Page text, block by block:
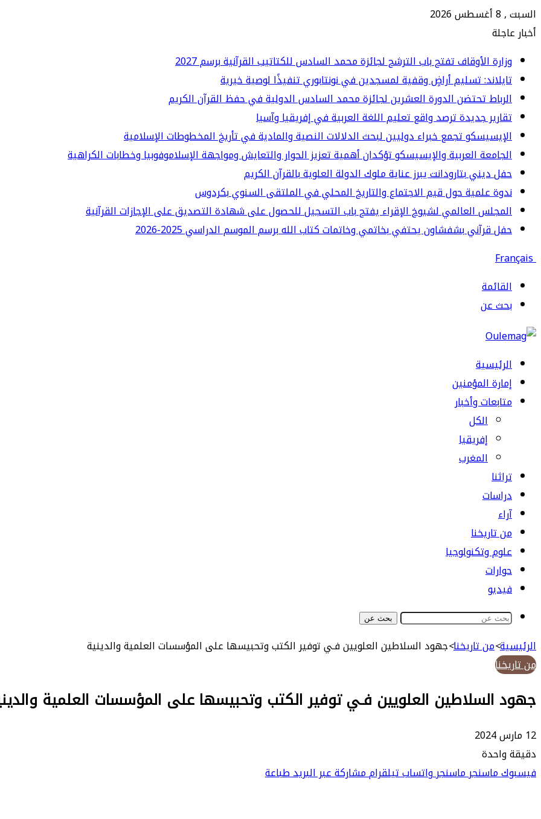
السبت , 8 أغسطس 2026
أخبار عاجلة
وزارة الأوقاف تفتح باب الترشح لجائزة محمد السادس للكتاتيب القرآنية برسم 2027
تايلاند: تسليم أراضٍ وقفية لمسجدين في نونتابوري تنفيذًا لوصية خيرية
الرباط تحتضن الدورة العشرين لجائزة محمد السادس الدولية في حفظ القرآن الكريم
تقارير جديدة ترصد واقع تعليم اللغة العربية في إفريقيا وآسيا
الإيسيسكو تجمع خبراء دوليين لبحث الدلالات النصية والمادية في تأريخ المخطوطات الإسلامية
الجامعة العربية والإيسيسكو تؤكدان أهمية تعزيز الحوار والتعايش ومواجهة الإسلاموفوبيا وخطابات الكراهية
حفل ديني بتارودانت يبرز عناية ملوك الدولة العلوية بالقرآن الكريم
ندوة علمية حول قيم الاجتماع والتاريخ المحلي في الملتقى السنوي بكردوس
المجلس العالمي لشيوخ الإقراء يفتح باب التسجيل للحصول على شهادة التصديق على الإجازات القرآنية
حفل قرآني بشفشاون يحتفي بخاتمي وخاتمات كتاب الله برسم الموسم الدراسي 2025-2026
Français
القائمة
بحث عن
الرئيسية
إمارة المؤمنين
متابعات وأخبار
الكل
إفريقيا
المغرب
تراثنا
دراسات
آراء
من تاريخنا
علوم وتكنولوجيا
حوارات
فيديو
بحث عن
الرئيسية>من تاريخنا>جهود السلاطين العلويين فـي توفير الكتب وتحبيسها على المؤسسات العلمية والدينية
من تاريخنا
جهود السلاطين العلويين فـي توفير الكتب وتحبيسها على المؤسسات العلمية
12 مارس 2024
دقيقة واحدة
فيسبوكماسنجرماسنجرواتسابتيلقراممشاركة عبر البريدطباعة